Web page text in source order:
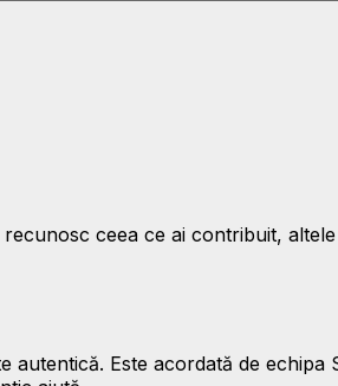
ceea ce ai contribuit,
autentică. Este acordată de